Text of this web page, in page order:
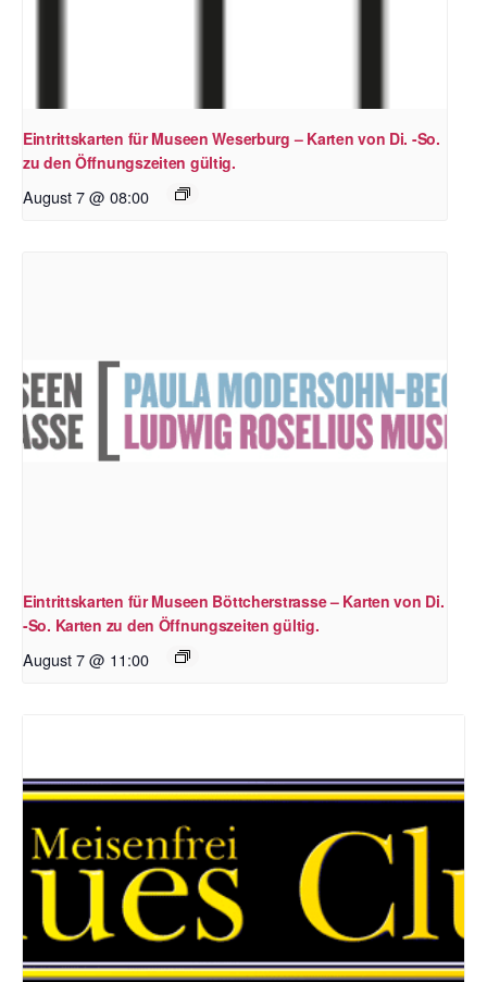
Eintrittskarten für Museen Weserburg – Karten von Di. -So.
zu den Öffnungszeiten gültig.
August 7 @ 08:00
Eintrittskarten für Museen Böttcherstrasse – Karten von Di.
-So. Karten zu den Öffnungszeiten gültig.
August 7 @ 11:00